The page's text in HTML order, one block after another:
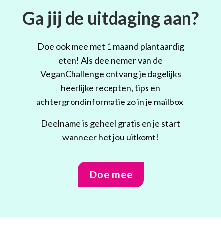
Ga jij de uitdaging aan?
Doe ook mee met 1 maand plantaardig
eten! Als deelnemer van de
VeganChallenge ontvang je dagelijks
heerlijke recepten, tips en
achtergrondinformatie zo in je mailbox.
Deelname is geheel gratis en je start
wanneer het jou uitkomt!
Doe mee